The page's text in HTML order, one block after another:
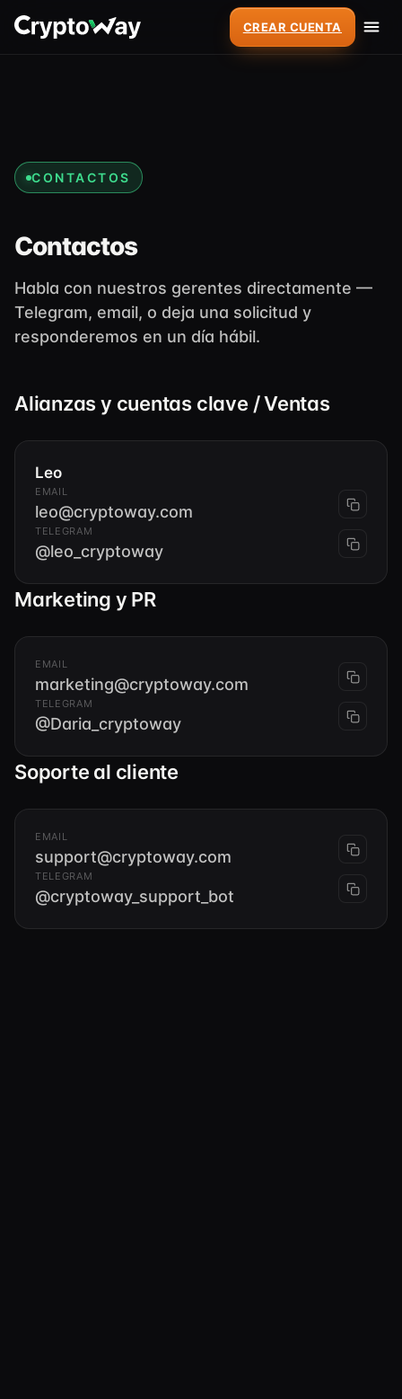
CREAR CUENTA
CONTACTOS
Contactos
Habla con nuestros gerentes directamente —
Telegram, email, o deja una solicitud y
responderemos en un día hábil.
Alianzas y cuentas clave / Ventas
Leo
EMAIL
leo@cryptoway.com
TELEGRAM
@leo_cryptoway
Marketing y PR
EMAIL
marketing@cryptoway.com
TELEGRAM
@Daria_cryptoway
Soporte al cliente
EMAIL
support@cryptoway.com
TELEGRAM
@cryptoway_support_bot